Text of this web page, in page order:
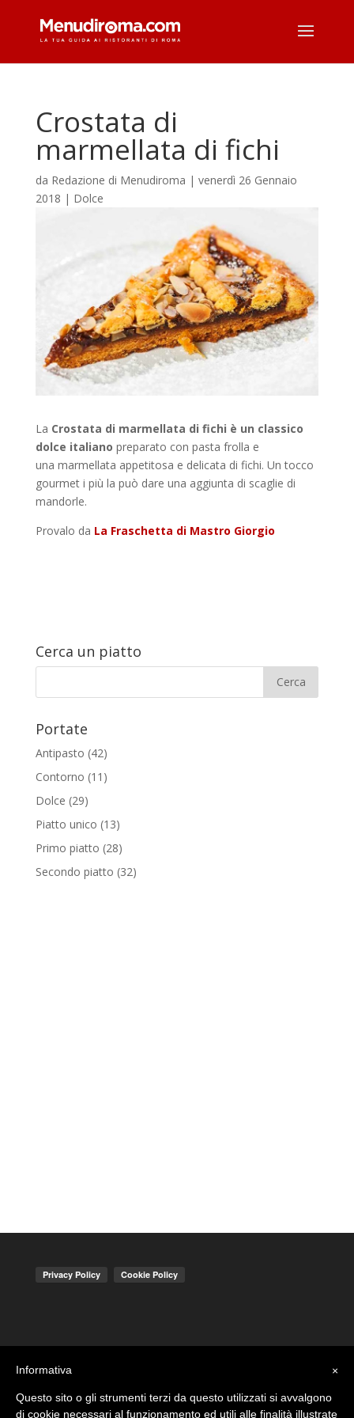
Crostata di
marmellata di fichi
da Redazione di Menudiroma | venerdì 26 Gennaio
2018 | Dolce
La Crostata di marmellata di fichi è un classico
dolce italiano preparato con pasta frolla e
una marmellata appetitosa e delicata di fichi. Un tocco
gourmet i più la può dare una aggiunta di scaglie di
mandorle.
Provalo da La Fraschetta di Mastro Giorgio
Cerca un piatto
Portate
Antipasto (42)
Contorno (11)
Dolce (29)
Piatto unico (13)
Primo piatto (28)
Secondo piatto (32)
×
Informativa
Questo sito o gli strumenti terzi da questo utilizzati si avvalgono
di cookie necessari al funzionamento ed utili alle finalità illustrate